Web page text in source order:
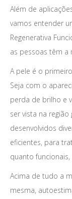
Além de
vamos entender
Regenerativa
as pessoas têm a
A pele é o
Seja com o
perda de brilho e
ser vista na
desenvolvidos
eficientes, para
quanto
Acima de tudo a
mesma,